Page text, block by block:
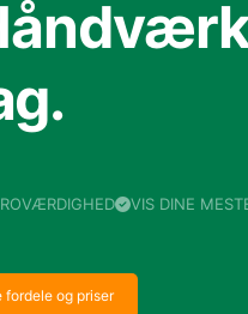
VIS DINE
fordele og priser